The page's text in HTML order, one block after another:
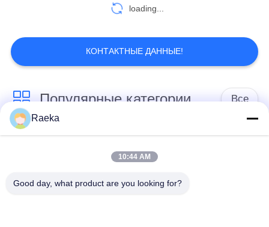
loading...
КОНТАКТНЫЕ ДАННЫЕ!
Популярные категории Все
роторный
переченя
Raeka
10:44 AM
Good day, what product are you looking for?